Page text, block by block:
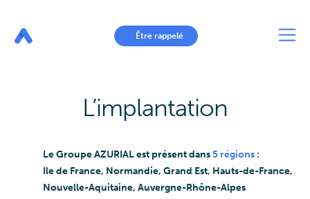
principal
Être rappelé
L’implantation
Le Groupe AZURIAL est présent dans5 régions :
Ile de France, Normandie, Grand Est, Hauts-de-France,
Nouvelle-Aquitaine, Auvergne-Rhône-Alpes